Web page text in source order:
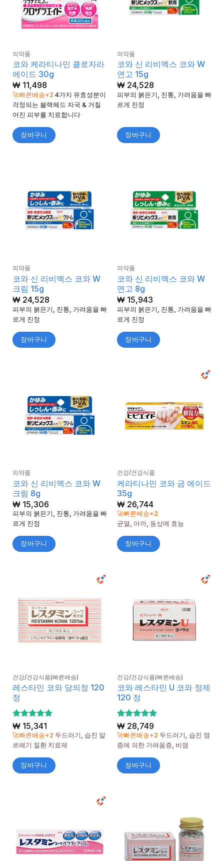
의약품
코와 케라티나민 클로자라
에이드 30g
₩11,498
🚀빠른배송+2 4가지 유효성분이
걱정되는 블랙헤드 자국 & 거칠
어진 피부를 치료합니다
장바구니
의약품
코와 신 리비멕스 코와 W
연고 15g
₩24,528
피부의 붉은기, 진통, 가려움을 빠
르게 진정
장바구니
의약품
코와 신 리비멕스 코와 W
크림 15g
₩24,528
피부의 붉은기, 진통, 가려움을 빠
르게 진정
장바구니
의약품
코와 신 리비멕스 코와 W
연고 8g
₩15,943
피부의 붉은기, 진통, 가려움을 빠
르게 진정
장바구니
의약품
코와 신 리비멕스 코와 W
크림 8g
₩15,306
피부의 붉은기, 진통, 가려움을 빠
르게 진정
장바구니
건강/건강식품
케라티나민 코와 금 에이드
35g
₩26,744
🚀빠른배송+2
균열, 아까, 동상에 효능
장바구니
건강/건강식품(빠른배송)
레스타민 코와 당의정 120
정
5 중에서
5로 평가
됨
₩15,341
🚀빠른배송+2 두드러기, 습진 알
르레기 질환 치료제
장바구니
건강/건강식품(빠른배송)
코와 레스타민 U 코와 정제
120 정
5 중에서
5로 평가
됨
₩28,749
🚀빠른배송+2 두드러기, 습진 염
증에 의한 가려움증, 비염
장바구니